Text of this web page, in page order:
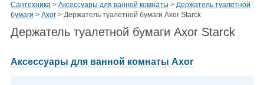
Сантехника > Аксессуары для ванной комнаты > Держатель туалетной
бумаги > Axor > Держатель туалетной бумаги Axor Starck
Держатель туалетной бумаги Axor Starck
Аксессуары для ванной комнаты Axor